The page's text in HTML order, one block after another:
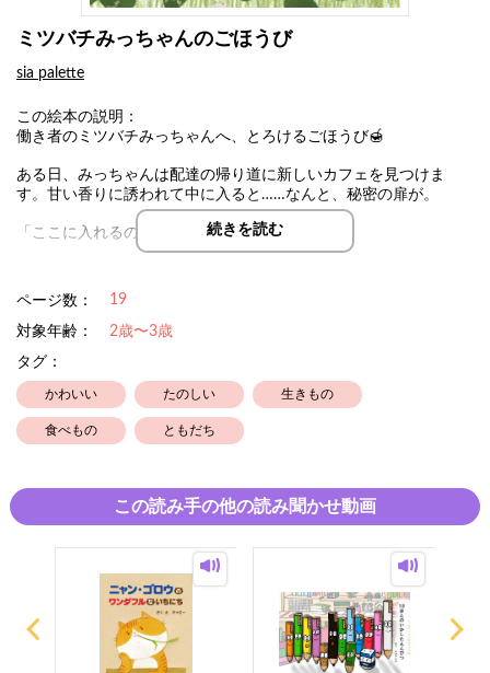
ミツバチみっちゃんのごほうび
sia palette
この絵本の説明：
働き者のミツバチみっちゃんへ、とろけるごほうび🍯
ある日、みっちゃんは配達の帰り道に新しいカフェを見つけま
す。甘い香りに誘われて中に入ると……なんと、秘密の扉が。
「ここに入れるのは、働き者のミツバチだけ🐝」
だけの冒険が始まります。
扉の向こうに待っていたものとは……！？
🌸🍀🌼🌷🍀🌹
みっちゃんの優しさと、ハチミツの美味しさがつまった心温まる
お話です。
ANNAとなるみさきが咲かせた、日本の春景色をぜひ楽しんでくだ
続きを読む
ページ数： 19
対象年齢：
2歳〜3歳
タグ：
かわいい たのしい 生きもの
食べもの ともだち
この読み手の他の読み聞かせ動画